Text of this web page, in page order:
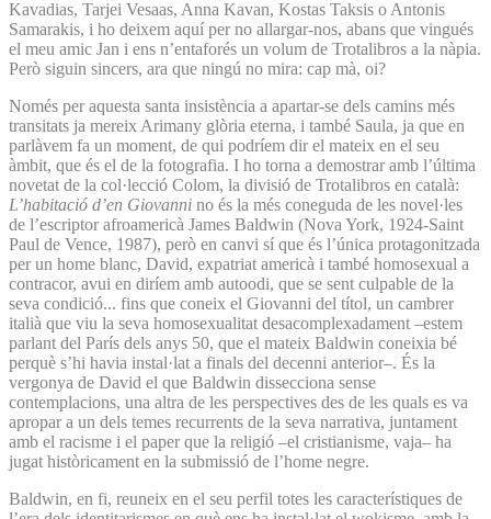
Kavadias, Tarjei Vesaas, Anna Kavan, Kostas Taksis o Antonis
Samarakis, i ho deixem aquí per no allargar-nos, abans que vingués
el meu amic Jan i ens n’entaforés un volum de Trotalibros a la nàpia.
Però siguin sincers, ara que ningú no mira: cap mà, oi?
Només per aquesta santa insistència a apartar-se dels camins més
transitats ja mereix Arimany glòria eterna, i també Saula, ja que en
parlàvem fa un moment, de qui podríem dir el mateix en el seu
àmbit, que és el de la fotografia. I ho torna a demostrar amb l’última
novetat de la col·lecció Colom, la divisió de Trotalibros en català:
L’habitació d’en Giovanni no és la més coneguda de les novel·les
de l’escriptor afroamericà James Baldwin (Nova York, 1924-Saint
Paul de Vence, 1987), però en canvi sí que és l’única protagonitzada
per un home blanc, David, expatriat americà i també homosexual a
contracor, avui en diríem amb autoodi, que se sent culpable de la
seva condició... fins que coneix el Giovanni del títol, un cambrer
italià que viu la seva homosexualitat desacomplexadament –estem
parlant del París dels anys 50, que el mateix Baldwin coneixia bé
perquè s’hi havia instal·lat a finals del decenni anterior–. És la
vergonya de David el que Baldwin dissecciona sense
contemplacions, una altra de les perspectives des de les quals es va
apropar a un dels temes recurrents de la seva narrativa, juntament
amb el racisme i el paper que la religió –el cristianisme, vaja– ha
jugat històricament en la submissió de l’home negre.
Baldwin, en fi, reuneix en el seu perfil totes les característiques de